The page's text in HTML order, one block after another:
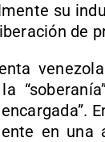
su
de
en una